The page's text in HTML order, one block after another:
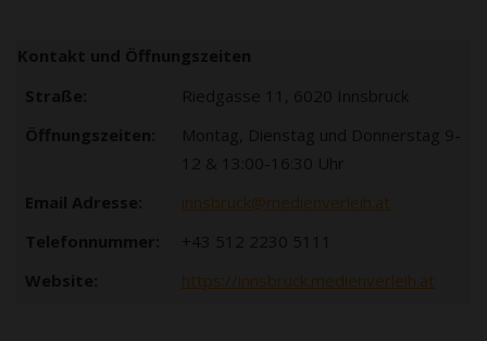
Kontakt und Öffnungszeiten
Straße:
Riedgasse 11, 6020 Innsbruck
Öffnungszeiten:
Montag, Dienstag und Donnerstag 9-
12 & 13:00-16:30 Uhr
Email Adresse:
innsbruck@medienverleih.at
Telefonnummer:
+43 512 2230 5111
Website:
https://innsbruck.medienverleih.at